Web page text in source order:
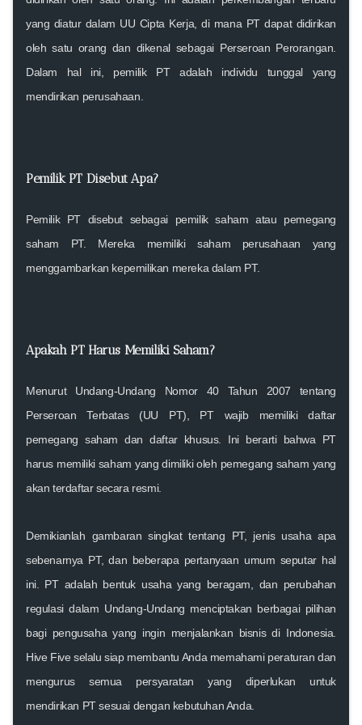
yang diatur dalam UU Cipta Kerja, di mana PT dapat didirikan
oleh satu orang dan dikenal sebagai Perseroan Perorangan.
Dalam hal ini, pemilik PT adalah individu tunggal yang
mendirikan perusahaan.
Pemilik PT Disebut Apa?
Pemilik PT disebut sebagai pemilik saham atau pemegang
saham PT. Mereka memiliki saham perusahaan yang
menggambarkan kepemilikan mereka dalam PT.
Apakah PT Harus Memiliki Saham?
Menurut Undang-Undang Nomor 40 Tahun 2007 tentang
Perseroan Terbatas (UU PT), PT wajib memiliki daftar
pemegang saham dan daftar khusus. Ini berarti bahwa PT
harus memiliki saham yang dimiliki oleh pemegang saham yang
akan terdaftar secara resmi.
Demikianlah gambaran singkat tentang PT, jenis usaha apa
sebenarnya PT, dan beberapa pertanyaan umum seputar hal
ini. PT adalah bentuk usaha yang beragam, dan perubahan
regulasi dalam Undang-Undang menciptakan berbagai pilihan
bagi pengusaha yang ingin menjalankan bisnis di Indonesia.
Hive Five selalu siap membantu Anda memahami peraturan dan
mengurus semua persyaratan yang diperlukan untuk
mendirikan PT sesuai dengan kebutuhan Anda.